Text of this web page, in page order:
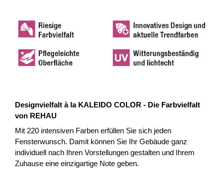
Designvielfalt à la KALEIDO COLOR - Die Farbvielfalt
von REHAU
Mit 220 intensiven Farben erfüllen Sie sich jeden
Fensterwunsch. Damit können Sie Ihr Gebäude ganz
individuell nach Ihren Vorstellungen gestalten und Ihrem
Zuhause eine einzigartige Note geben.